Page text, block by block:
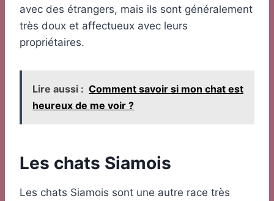
avec des étrangers, mais ils sont généralement
très doux et affectueux avec leurs
propriétaires.
Lire aussi : Comment savoir si mon chat est
heureux de me voir ?
Les chats Siamois
Les chats Siamois sont une autre race très